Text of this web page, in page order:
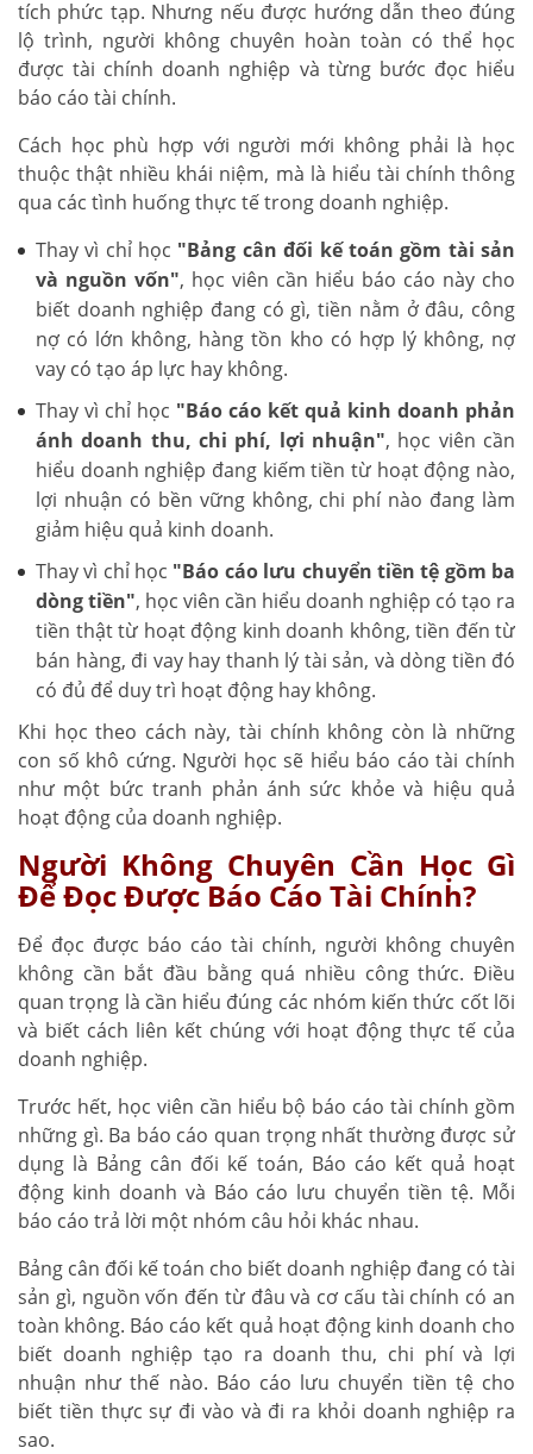
tích phức tạp. Nhưng nếu được hướng dẫn theo đúng
lộ trình, người không chuyên hoàn toàn có thể học
được tài chính doanh nghiệp và từng bước đọc hiểu
báo cáo tài chính.
Cách học phù hợp với người mới không phải là học
thuộc thật nhiều khái niệm, mà là hiểu tài chính thông
qua các tình huống thực tế trong doanh nghiệp.
Thay vì chỉ học "Bảng cân đối kế toán gồm tài sản
và nguồn vốn", học viên cần hiểu báo cáo này cho
biết doanh nghiệp đang có gì, tiền nằm ở đâu, công
nợ có lớn không, hàng tồn kho có hợp lý không, nợ
vay có tạo áp lực hay không.
Thay vì chỉ học "Báo cáo kết quả kinh doanh phản
ánh doanh thu, chi phí, lợi nhuận", học viên cần
hiểu doanh nghiệp đang kiếm tiền từ hoạt động nào,
lợi nhuận có bền vững không, chi phí nào đang làm
giảm hiệu quả kinh doanh.
Thay vì chỉ học "Báo cáo lưu chuyển tiền tệ gồm ba
dòng tiền", học viên cần hiểu doanh nghiệp có tạo ra
tiền thật từ hoạt động kinh doanh không, tiền đến từ
bán hàng, đi vay hay thanh lý tài sản, và dòng tiền đó
có đủ để duy trì hoạt động hay không.
Khi học theo cách này, tài chính không còn là những
con số khô cứng. Người học sẽ hiểu báo cáo tài chính
như một bức tranh phản ánh sức khỏe và hiệu quả
hoạt động của doanh nghiệp.
Người Không Chuyên Cần Học Gì
Để Đọc Được Báo Cáo Tài Chính?
Để đọc được báo cáo tài chính, người không chuyên
không cần bắt đầu bằng quá nhiều công thức. Điều
quan trọng là cần hiểu đúng các nhóm kiến thức cốt lõi
và biết cách liên kết chúng với hoạt động thực tế của
doanh nghiệp.
Trước hết, học viên cần hiểu bộ báo cáo tài chính gồm
những gì. Ba báo cáo quan trọng nhất thường được sử
dụng là Bảng cân đối kế toán, Báo cáo kết quả hoạt
động kinh doanh và Báo cáo lưu chuyển tiền tệ. Mỗi
báo cáo trả lời một nhóm câu hỏi khác nhau.
Bảng cân đối kế toán cho biết doanh nghiệp đang có tài
sản gì, nguồn vốn đến từ đâu và cơ cấu tài chính có an
toàn không. Báo cáo kết quả hoạt động kinh doanh cho
biết doanh nghiệp tạo ra doanh thu, chi phí và lợi
nhuận như thế nào. Báo cáo lưu chuyển tiền tệ cho
biết tiền thực sự đi vào và đi ra khỏi doanh nghiệp ra
sao.